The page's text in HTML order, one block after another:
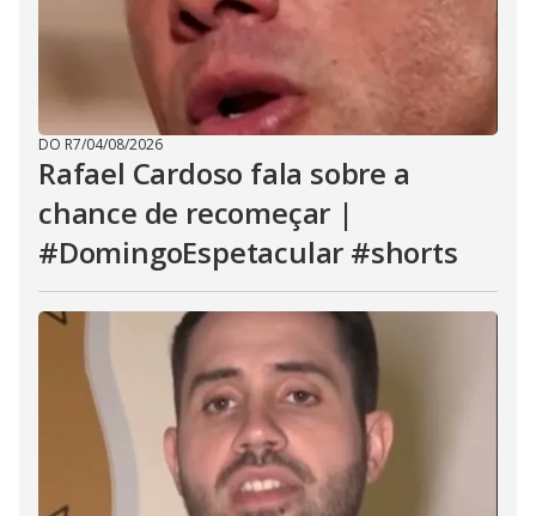
DO R7/04/08/2026
Rafael Cardoso fala sobre a
chance de recomeçar |
#DomingoEspetacular #shorts